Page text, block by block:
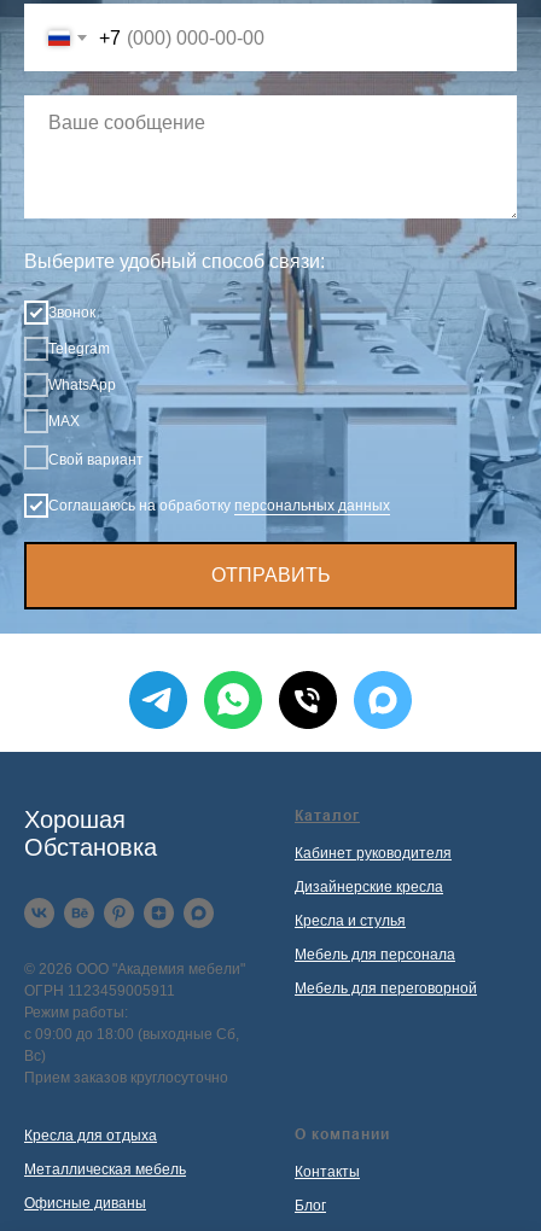
+7
Выберите удобный способ связи:
Звонок
Telegram
WhatsApp
MAX
Свой вариант
Соглашаюсь на обработку персональных данных
ОТПРАВИТЬ
Хорошая
Обстановка
© 2026 ООО "Академия мебели"
ОГРН 1123459005911
Режим работы:
с 09:00 до 18:00 (выходные Сб,
Вс)
Прием заказов круглосуточно
Каталог
Кабинет руководителя
Дизайнерские кресла
Кресла и стулья
Мебель для персонала
Мебель для переговорной
Кресла для отдыха
Металлическая мебель
Офисные диваны
О компании
Контакты
Блог